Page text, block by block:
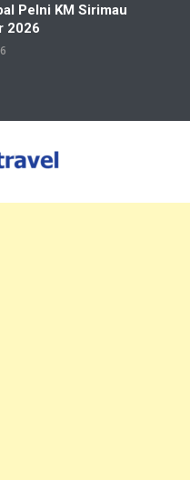
Pelni KM Sirimau
2026